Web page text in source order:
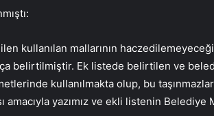
kullanılan mallarının
belirtilmiştir. Ek listede belirtilen ve
kullanılmakta olup, bu
yazımız ve ekli listenin Belediye